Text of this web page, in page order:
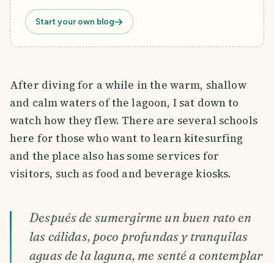
Start your own blog
After diving for a while in the warm, shallow
and calm waters of the lagoon, I sat down to
watch how they flew. There are several schools
here for those who want to learn kitesurfing
and the place also has some services for
visitors, such as food and beverage kiosks.
Después de sumergirme un buen rato en
las cálidas, poco profundas y tranquilas
aguas de la laguna, me senté a contemplar